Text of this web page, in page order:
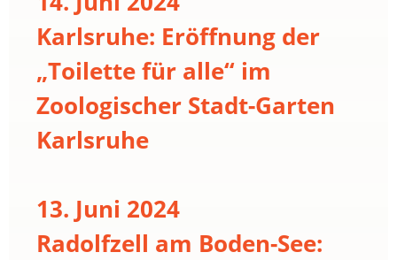
Karlsruhe: Eröffnung der
„Toilette für alle“ im
Zoologischer Stadt-Garten
Karlsruhe
13. Juni 2024
Radolfzell am Boden-See: